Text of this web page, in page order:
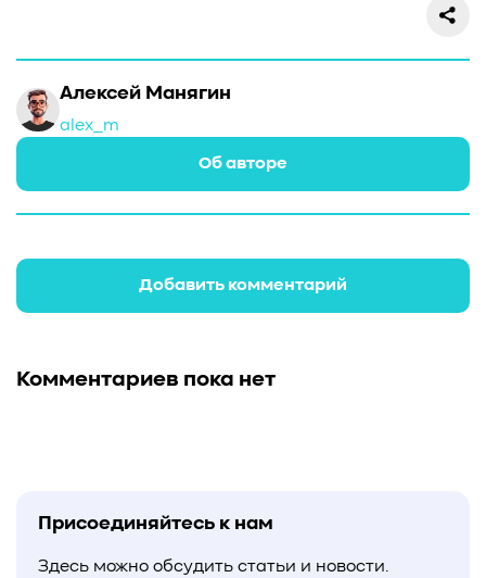
Алексей Манягин
alex_m
Об авторе
Добавить комментарий
Комментариев пока нет
Присоединяйтесь к нам
Здесь можно обсудить статьи и новости.